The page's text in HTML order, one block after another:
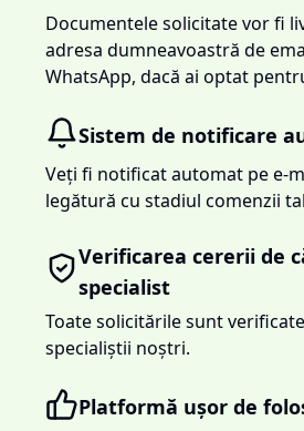
Documentele solicitate vor fi
adresa dumneavoastră de
WhatsApp, dacă ai optat
Sistem de notificare
Veți fi notificat automat pe e-
legătură cu stadiul comenzii
Verificarea cererii de
specialist
Toate solicitările sunt
specialiștii noștri.
Platformă ușor de